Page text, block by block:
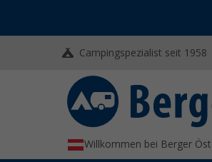
Campingspezialist seit 1958
Willkommen bei Berger